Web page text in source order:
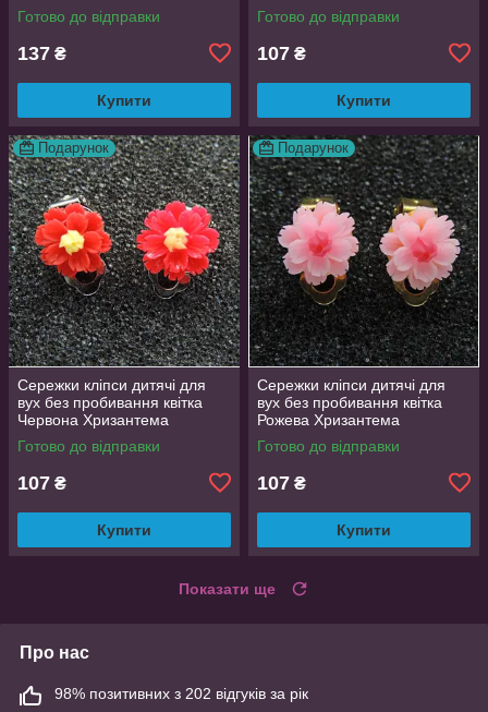
Готово до відправки
137 ₴
Купити
Готово до відправки
107 ₴
Купити
Подарунок
Сережки кліпси дитячі для
вух без пробивання квітка
Червона Хризантема
Готово до відправки
107 ₴
Купити
Подарунок
Сережки кліпси дитячі для
вух без пробивання квітка
Рожева Хризантема
Готово до відправки
107 ₴
Купити
Показати ще
Про нас
98% позитивних з 202 відгуків за рік